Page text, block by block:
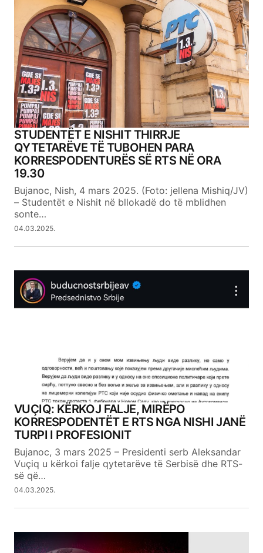
STUDENTËT E NISHIT THIRRJE
QYTETARËVE TË TUBOHEN PARA
KORRESPODENTURËS SË RTS NË ORA
19.30
Bujanoc, Nish, 4 mars 2025. (Foto: jellena Mishiq/JV)
– Studentët e Nishit në bllokadë do të mblidhen
sonte…
04.03.2025.
VUÇIQ: KËRKOJ FALJE, MIRËPO
KORRESPODENTËT E RTS NGA NISHI JANË
TURPI I PROFESIONIT
Bujanoc, 3 mars 2025 – Presidenti serb Aleksandar
Vuçiq u kërkoi falje qytetarëve të Serbisë dhe RTS-
së që…
04.03.2025.